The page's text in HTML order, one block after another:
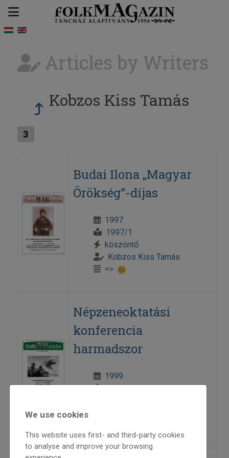
Articles by Writers
Kobzos Kiss Tamás
3
Budai Ilona „Magyar
Örökség”-díjas
1997
1997/1
köszöntő
Kobzos Kiss Tamás
=>
Népzeneoktatási
konferencia
harmadszor
1999
We use cookies
This website uses first- and third-party cookies
to analyse and improve your browsing